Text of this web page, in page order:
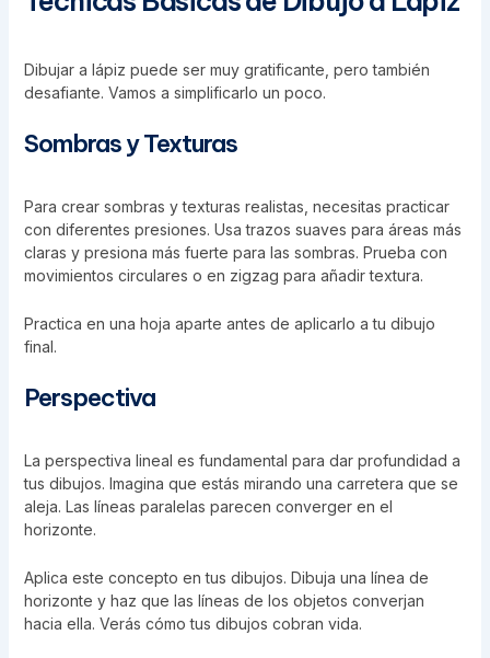
Dibujar a lápiz puede ser muy gratificante, pero también
desafiante. Vamos a simplificarlo un poco.
Sombras y Texturas
Para crear sombras y texturas realistas, necesitas practicar
con diferentes presiones. Usa trazos suaves para áreas más
claras y presiona más fuerte para las sombras. Prueba con
movimientos circulares o en zigzag para añadir textura.
Practica en una hoja aparte antes de aplicarlo a tu dibujo
final.
Perspectiva
La perspectiva lineal es fundamental para dar profundidad a
tus dibujos. Imagina que estás mirando una carretera que se
aleja. Las líneas paralelas parecen converger en el
horizonte.
Aplica este concepto en tus dibujos. Dibuja una línea de
horizonte y haz que las líneas de los objetos converjan
hacia ella. Verás cómo tus dibujos cobran vida.